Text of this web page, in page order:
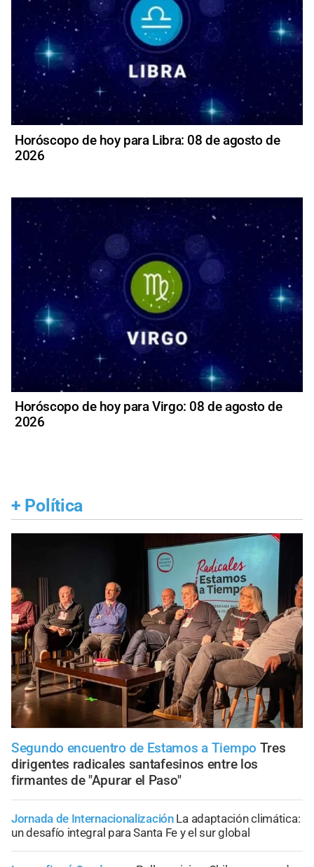
Horóscopo de hoy para Libra: 08 de agosto de
2026
Horóscopo de hoy para Virgo: 08 de agosto de
2026
+ Política
Segundo encuentro de Estamos a Tiempo Tres
dirigentes radicales santafesinos entre los
firmantes de "Apurar el Paso"
Jornada de Internacionalización La adaptación climática:
un desafío integral para Santa Fe y el sur global